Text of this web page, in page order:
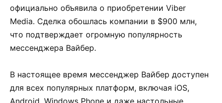
официально объявила о приобретении Viber
Media. Сделка обошлась компании в $900 млн,
что подтверждает огромную популярность
мессенджера Вайбер.
В настоящее время мессенджер Вайбер доступен
для всех популярных платформ, включая iOS,
Android, Windows Phone и даже настольные